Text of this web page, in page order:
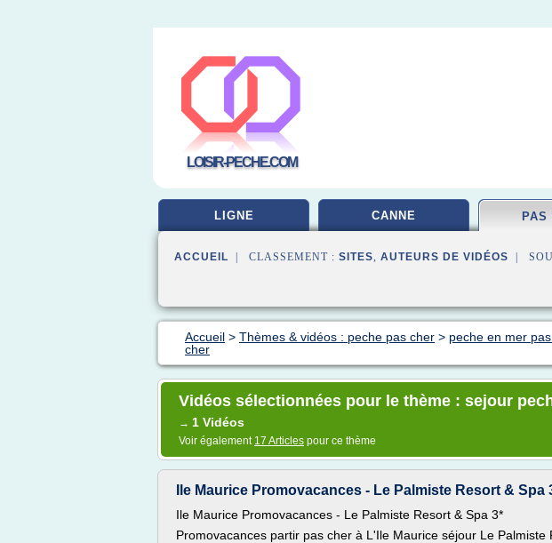
LOISIR-PECHE.COM
LIGNE CANNE PAS
ACCUEIL | CLASSEMENT : SITES, AUTEURS DE VIDÉOS |
Accueil > Thèmes & vidéos : peche pas cher > peche en mer
cher
Vidéos sélectionnées pour le thème : sejour
→ 1 Vidéos
Voir également 17 Articles pour ce thème
Ile Maurice Promovacances - Le Palmiste Resort & Spa
Ile Maurice Promovacances - Le Palmiste Resort & Spa 3*
Promovacances partir pas cher à L'Ile Maurice séjour Le Palmiste